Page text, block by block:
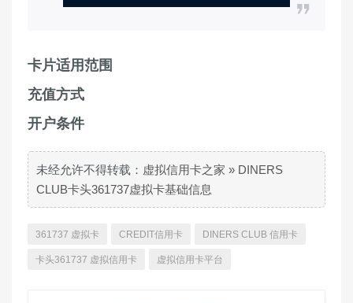
卡片适用范围
充值方式
开户条件
未经允许不得转载： 虚拟信用卡之家 » DINERS
CLUB卡头361737虚拟卡基础信息
361737 虚拟卡 CREDIT信用卡 DINERS CLUB 信用卡
卡头361737 虚拟信用卡 虚拟信用卡平台